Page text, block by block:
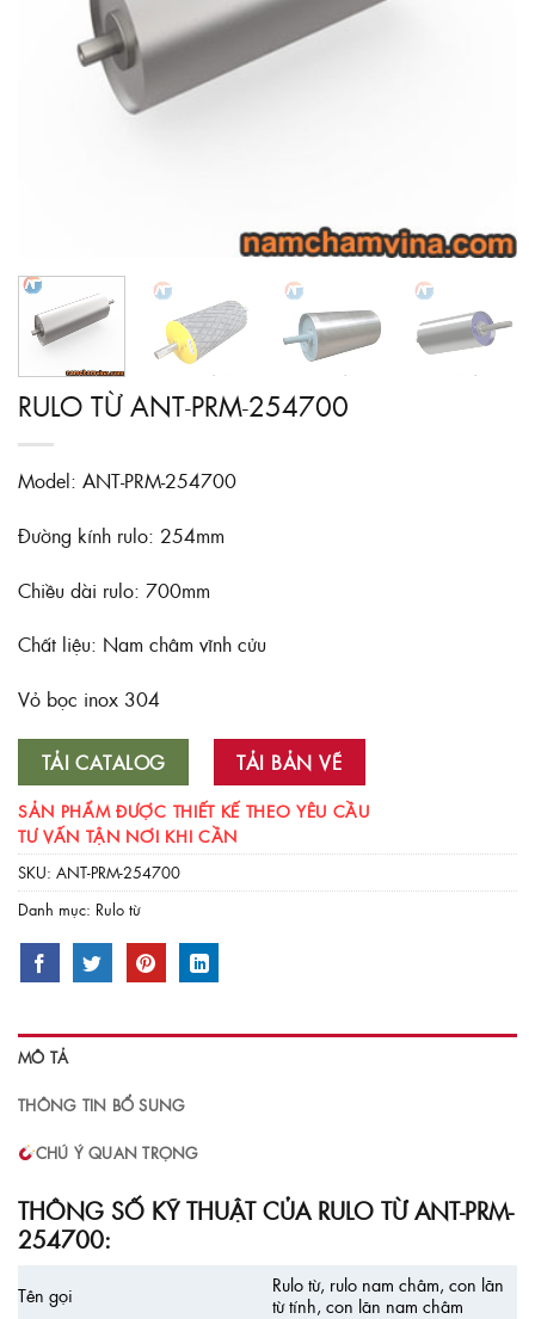
RULO TỪ ANT-PRM-254700
Model: ANT-PRM-254700
Đường kính rulo: 254mm
Chiều dài rulo: 700mm
Chất liệu: Nam châm vĩnh cửu
Vỏ bọc inox 304
TẢI CATALOG TẢI BẢN VẼ
SẢN PHẨM ĐƯỢC THIẾT KẾ THEO YÊU CẦU
TƯ VẤN TẬN NƠI KHI CẦN
SKU: ANT-PRM-254700
Danh mục: Rulo từ
MÔ TẢ
THÔNG TIN BỔ SUNG
CHÚ Ý QUAN TRỌNG
THÔNG SỐ KỸ THUẬT CỦA RULO TỪ ANT-PRM-
254700:
Tên gọi
Rulo từ, rulo nam châm, con lăn
từ tính, con lăn nam châm